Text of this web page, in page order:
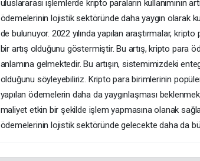
uluslararası işlemlerde kripto paraların kullanımının
ödemelerinin lojistik sektöründe daha yaygın olarak
de bulunuyor. 2022 yılında yapılan araştırmalar,
bir artış olduğunu göstermiştir. Bu artış, kripto para
anlamına gelmektedir. Bu artışın, sistemimizdeki
olduğunu söyleyebiliriz. Kripto para birimlerinin
yapılan ödemelerin daha da yaygınlaşması
maliyet etkin bir şekilde işlem yapmasına olanak
ödemelerinin lojistik sektöründe gelecekte daha da